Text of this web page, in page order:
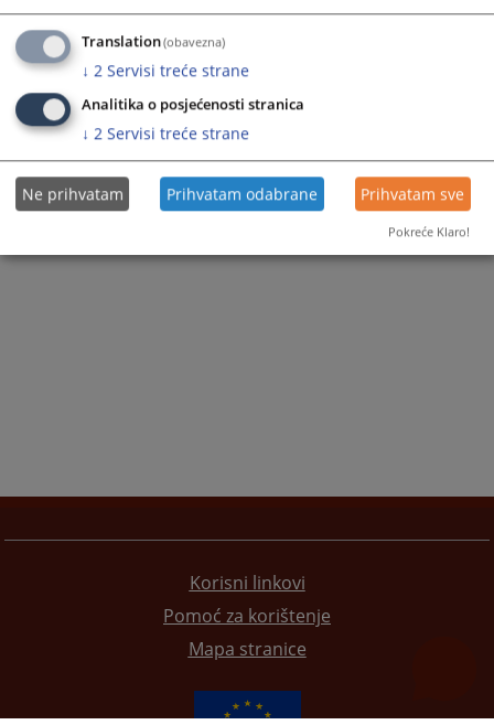
179PREGLEDA
Korisni linkovi
Pomoć za korištenje
Mapa stranice
Translation(obavezna)
↓ 2 Servisi treće strane
Analitika o posjećenosti stranica
↓ 2 Servisi treće strane
Ne prihvatam Prihvatam odabrane Prihvatam sve
Pokreće Klaro!